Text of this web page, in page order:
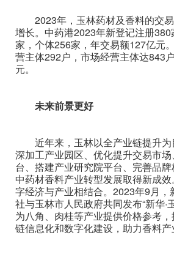
2023年，玉林药材及香料的交
增长。中药港2023年新登记注册
家，个体256家，年交易额127亿元
营主体292户，市场经营主体达843
元。
未来前景更好
近年来，玉林以全产业链提升
深加工产业园区、优化提升交易市
台、搭建产业研究院平台、完善品
中药材香料产业转型发展取得新成
字经济与产业相结合。2023年9月，
社与玉林市人民政府共同发布“新华·
为八角、肉桂等产业提供价格参考
链信息化和数字化建设，助力香料产